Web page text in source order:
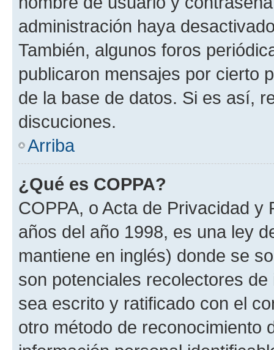
administración haya
También, algunos foros
publicaron mensajes por cierto
de la base de datos. Si es así,
discuciones.
Arriba
¿Qué es COPPA?
COPPA, o Acta de Privacidad
años del año 1998, es una ley
mantiene en inglés) donde se
son potenciales recolectores
sea escrito y ratificado con el
otro método de reconocimiento